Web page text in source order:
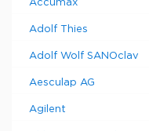
Accumax
Adolf Thies
Adolf Wolf SANOclav
Aesculap AG
Agilent